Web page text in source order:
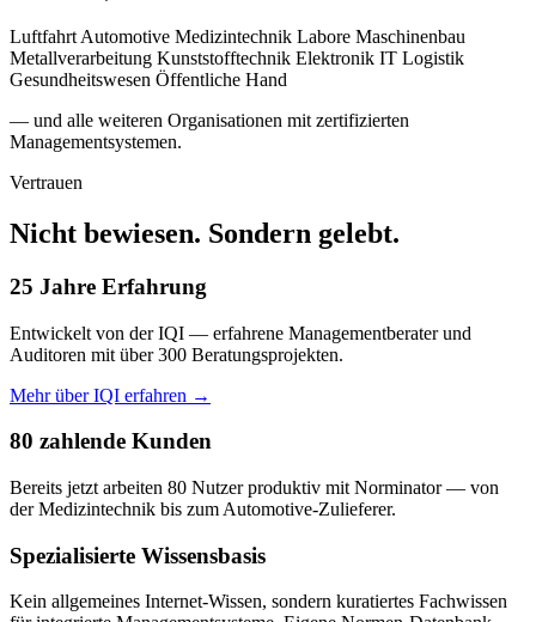
Luftfahrt Automotive Medizintechnik Labore Maschinenbau
Metallverarbeitung Kunststofftechnik Elektronik IT Logistik
Gesundheitswesen Öffentliche Hand
— und alle weiteren Organisationen mit zertifizierten
Managementsystemen.
Vertrauen
Nicht bewiesen. Sondern gelebt.
25 Jahre Erfahrung
Entwickelt von der IQI — erfahrene Managementberater und
Auditoren mit über 300 Beratungsprojekten.
Mehr über IQI erfahren →
80 zahlende Kunden
Bereits jetzt arbeiten 80 Nutzer produktiv mit Norminator — von
der Medizintechnik bis zum Automotive-Zulieferer.
Spezialisierte Wissensbasis
Kein allgemeines Internet-Wissen, sondern kuratiertes Fachwissen